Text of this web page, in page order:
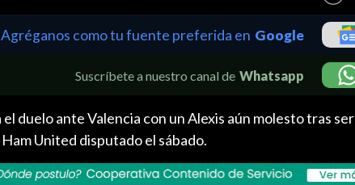
Agréganos como tu fuente preferida en Google
Suscríbete a nuestro canal de Whatsapp
duelo ante Valencia con un Alexis aún molesto tras ser
United disputado el sábado.